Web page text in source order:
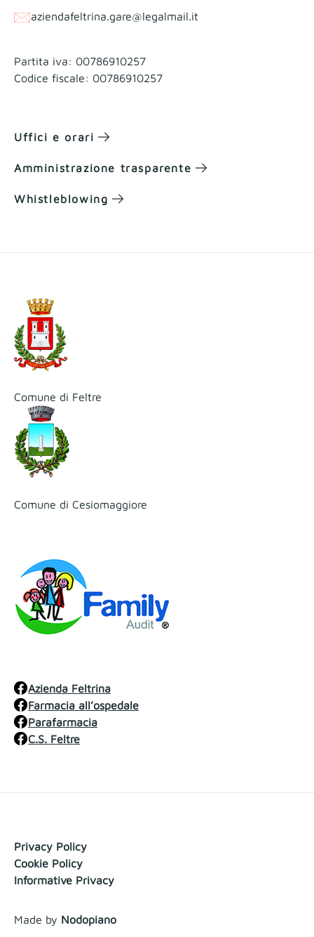
aziendafeltrina.gare@legalmail.it
Partita iva: 00786910257
Codice fiscale: 00786910257
Uffici e orari
Amministrazione trasparente
Whistleblowing
Comune di Feltre
Comune di Cesiomaggiore
Azienda Feltrina
Farmacia all’ospedale
Parafarmacia
C.S. Feltre
Privacy Policy
Cookie Policy
Informative Privacy
Made by Nodopiano